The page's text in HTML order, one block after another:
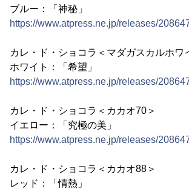
ブルー：「神秘」
https://www.atpress.ne.jp/releases/
カレ・ド・ショコラ＜マダガスカルホワ
ホワイト：「希望」
https://www.atpress.ne.jp/releases/
カレ・ド・ショコラ＜カカオ70＞
イエロー：「究極の美」
https://www.atpress.ne.jp/releases/
カレ・ド・ショコラ＜カカオ88＞
レッド：「情熱」